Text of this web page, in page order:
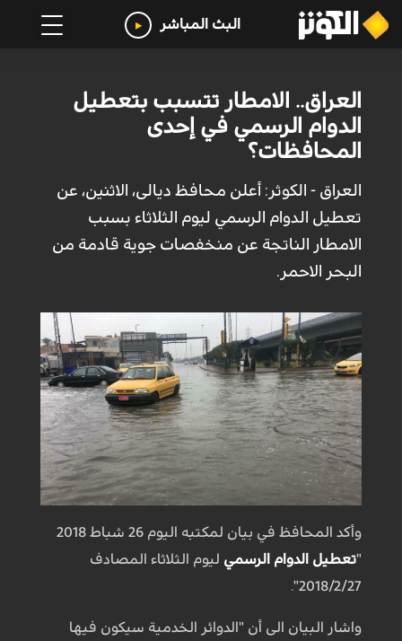
البث المباشر
العراق.. الامطار تتسبب بتعطيل
الدوام الرسمي في إحدى
المحافظات؟
العراق - الكوثر: أعلن محافظ ديالى، الاثنين، عن
تعطيل الدوام الرسمي ليوم الثلاثاء بسبب
الامطار الناتجة عن منخفصات جوية قادمة من
البحر الاحمر.
وأكد المحافظ في بيان لمكتبه اليوم 26 شباط 2018
"تعطيل الدوام الرسمي ليوم الثلاثاء المصادف
2018/2/27".
واشار البيان الى أن "الدوائر الخدمية سيكون فيها